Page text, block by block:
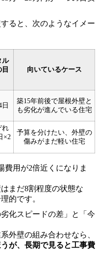
ると、次のようなイメー
ル
向いているケース
日
築15年前後で屋根外壁と
も劣化が進んでいる住宅
れ
×2
予算を分けたい、外壁の
傷みがまだ軽い住宅
費用が2倍近くになりま
まだ8割程度の状態な
的です。
化スピードの差」と「今
外壁の組み合わせなら、
が、長期で見ると工事費